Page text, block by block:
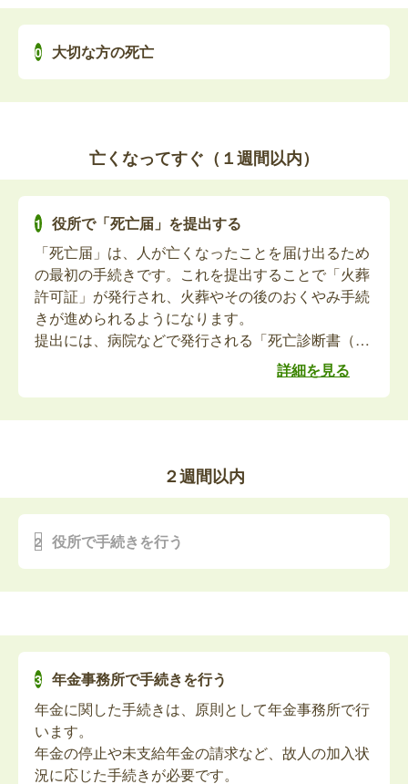
特別障害者手当資格喪失届の提出
払い分の手当があれば請求の手続きが必要です。
障害児福祉手当資格喪失届の提出
亡くなった方が障害児福祉手当を受給していた場
合、死亡月をもって受給資格が喪失となります。未
払い分の手当があれば請求の手続きが必要です。
故人の心身障害者医療費受給者証の返納およ
手続き
場合、死亡日をもって受給資格が喪失します。未支
払い分の医療費があれば請求の手続きが必要です。
自立支援医療受給者証（更生医療・精神通
た場合、死亡日をもって使用不可となります。自立
療）を返納してください。
心身障害者扶養共済制度の死亡届と弔慰金請
求書の提出
大切な方の死亡
亡くなってすぐ（１週間以内）
役所で「死亡届」を提出する
「死亡届」は、人が亡くなったことを届け出るため
の最初の手続きです。これを提出することで「火葬
許可証」が発行され、火葬やその後のおくやみ手続
きが進められるようになります。
提出には、病院などで発行される「死亡診断書（死
体検案書）」をもって、故人の死亡を知った日を含
めて7日以内に提出する必要があります。
が多く、ご家族が役所に出向くことは少なくなって
ただし、死亡届が提出されていないと火葬許可証が
発行されず、手続きも滞ってしまうため、葬儀社に
任せる場合も、提出状況を必ず確認しましょう。
葬儀の期間中に行う手続きは、基本的にこの「死亡
また、死亡診断書の原本は提出すると返却されない
ため、他の手続き用に「死亡診断書のコピー」を事
前にとっておくことをおすすめします。
多くの手続きでは、死亡の事実を証明する書類とし
てこのコピー（または戸籍謄本）が必要になりま
す。
詳細を見る
２週間以内
役所で手続きを行う
年金事務所で手続きを行う
年金に関した手続きは、原則として年金事務所で行
います。
年金の停止や未支給年金の請求など、故人の加入状
況に応じた手続きが必要です。